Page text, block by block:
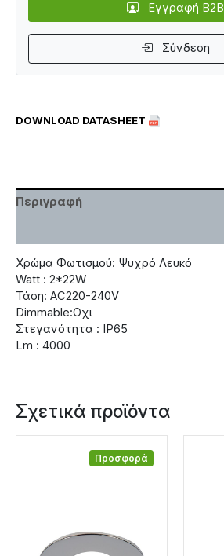
DOWNLOAD DATASHEET
Εγγραφή B2B
Σύνδεση
Περιγραφή
Χρώμα Φωτισμού: Ψυχρό Λευκό
Watt : 2*22W
Τάση: AC220-240V
Dimmable:Οχι
Στεγανότητα : IP65
Lm : 4000
Σχετικά προϊόντα
Προσφορά